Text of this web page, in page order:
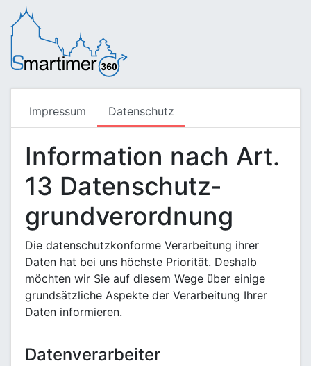
Impressum Datenschutz
Information nach Art.
13 Daten­schutz­
grund­verordnung
Die datenschutzkonforme Verarbeitung ihrer
Daten hat bei uns höchste Priorität. Deshalb
möchten wir Sie auf diesem Wege über einige
grundsätzliche Aspekte der Verarbeitung Ihrer
Daten informieren.
Datenverarbeiter